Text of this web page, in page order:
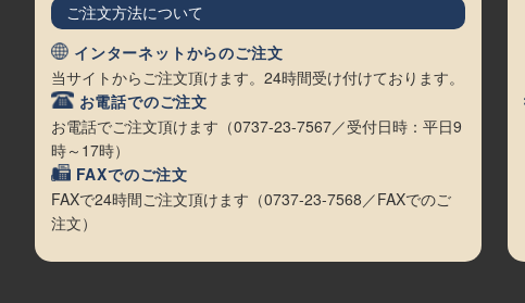
ご注文方法について
インターネットからのご注文
当サイトからご注文頂けます。24時間受け付けております。
お電話でのご注文
お電話でご注文頂けます（0737-23-7567／受付日時：平日9
時～17時）
FAXでのご注文
FAXで24時間ご注文頂けます（0737-23-7568／FAXでのご
注文）